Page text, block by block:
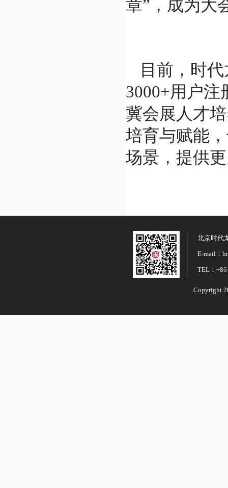
章”，成为大
目前，时
3000+用户
冀会展人才
培育与赋能
场景，提供
北京时代
E-mail：
TEL：
Copyright